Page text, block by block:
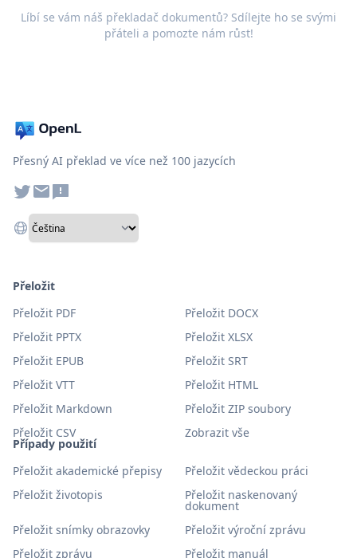
Líbí se vám náš překladač dokumentů? Sdílejte ho se svými
přáteli a pomozte nám růst!
Přesný AI překlad ve více než 100 jazycích
Případy použití
Přeložit akademické přepisy
Přeložit vědeckou práci
Přeložit životopis
Přeložit naskenovaný
dokument
Přeložit snímky obrazovky
Přeložit výroční zprávu
Přeložit zprávu
Přeložit manuál
Přeložit
Přeložit PDF
Přeložit DOCX
Přeložit PPTX
Přeložit XLSX
Přeložit EPUB
Přeložit SRT
Přeložit VTT
Přeložit HTML
Přeložit Markdown
Přeložit ZIP soubory
Přeložit CSV
Zobrazit vše